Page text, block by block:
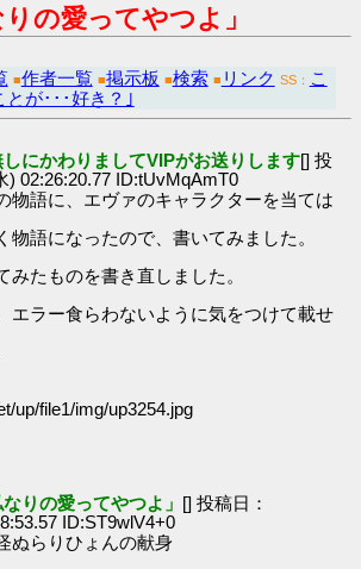
の愛ってやつよ」
■作者一覧 ■掲示板 ■検索 ■ リンク SS： こ
とが･･･好き？｣
しにかわりましてVIPがお送りします[] 投
) 02:26:20.77 ID:tUvMqAmT0
物語に、エヴァのキャラクターを当ては
物語になったので、書いてみました。
みたものを書き直しました。
エラー食らわないように気をつけて載せ
up/file1/img/up3254.jpg
りの愛ってやつよ」 [] 投稿日：
ID:ST9wlV4+0
ぬらりひょんの献身